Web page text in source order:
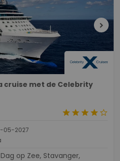
chevron_right
cruise met de Celebrity
starstarstarstarstar_border
05-2027